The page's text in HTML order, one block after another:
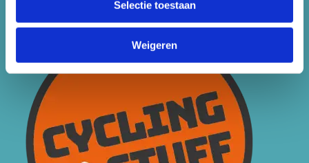
Selectie toestaan
Weigeren